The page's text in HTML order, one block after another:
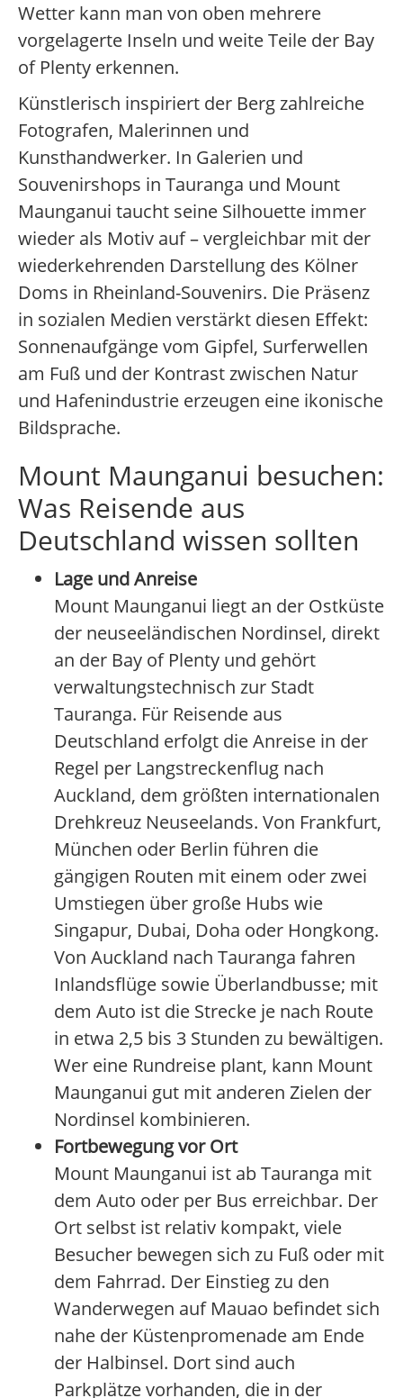
Wetter kann man von oben mehrere
vorgelagerte Inseln und weite Teile der Bay
of Plenty erkennen.
Künstlerisch inspiriert der Berg zahlreiche
Fotografen, Malerinnen und
Kunsthandwerker. In Galerien und
Souvenirshops in Tauranga und Mount
Maunganui taucht seine Silhouette immer
wieder als Motiv auf – vergleichbar mit der
wiederkehrenden Darstellung des Kölner
Doms in Rheinland-Souvenirs. Die Präsenz
in sozialen Medien verstärkt diesen Effekt:
Sonnenaufgänge vom Gipfel, Surferwellen
am Fuß und der Kontrast zwischen Natur
und Hafenindustrie erzeugen eine ikonische
Bildsprache.
Mount Maunganui besuchen:
Was Reisende aus
Deutschland wissen sollten
Lage und Anreise
Mount Maunganui liegt an der Ostküste
der neuseeländischen Nordinsel, direkt
an der Bay of Plenty und gehört
verwaltungstechnisch zur Stadt
Tauranga. Für Reisende aus
Deutschland erfolgt die Anreise in der
Regel per Langstreckenflug nach
Auckland, dem größten internationalen
Drehkreuz Neuseelands. Von Frankfurt,
München oder Berlin führen die
gängigen Routen mit einem oder zwei
Umstiegen über große Hubs wie
Singapur, Dubai, Doha oder Hongkong.
Von Auckland nach Tauranga fahren
Inlandsflüge sowie Überlandbusse; mit
dem Auto ist die Strecke je nach Route
in etwa 2,5 bis 3 Stunden zu bewältigen.
Wer eine Rundreise plant, kann Mount
Maunganui gut mit anderen Zielen der
Nordinsel kombinieren.
Fortbewegung vor Ort
Mount Maunganui ist ab Tauranga mit
dem Auto oder per Bus erreichbar. Der
Ort selbst ist relativ kompakt, viele
Besucher bewegen sich zu Fuß oder mit
dem Fahrrad. Der Einstieg zu den
Wanderwegen auf Mauao befindet sich
nahe der Küstenpromenade am Ende
der Halbinsel. Dort sind auch
Parkplätze vorhanden, die in der